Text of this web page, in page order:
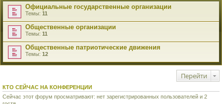
Официальные государственные организации
Темы: 11
Общественные организации
Темы: 11
Общественные патриотические движения
Темы: 12
Перейти
КТО СЕЙЧАС НА КОНФЕРЕНЦИИ
Сейчас этот форум просматривают: нет зарегистрированных пользователей и 2